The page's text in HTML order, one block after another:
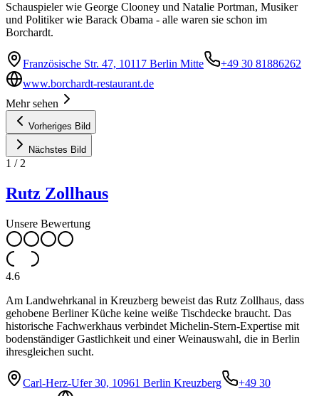
Schauspieler wie George Clooney und Natalie Portman, Musiker
und Politiker wie Barack Obama - alle waren sie schon im
Borchardt.
Französische Str. 47, 10117 Berlin Mitte
+49 30 81886262
www.borchardt-restaurant.de
Mehr sehen
Vorheriges Bild
Nächstes Bild
1 /2
Rutz Zollhaus
Unsere Bewertung
4.6
Am Landwehrkanal in Kreuzberg beweist das Rutz Zollhaus, dass
gehobene Berliner Küche keine weiße Tischdecke braucht. Das
historische Fachwerkhaus verbindet Michelin-Stern-Expertise mit
bodenständiger Gastlichkeit und einer Weinauswahl, die in Berlin
ihresgleichen sucht.
Carl-Herz-Ufer 30, 10961 Berlin Kreuzberg
+49 30